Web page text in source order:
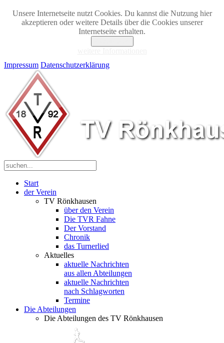
Unsere Internetseite nutzt Cookies. Du kannst die Nutzung hier
akzeptieren oder weitere Details über die Cookies unserer
Internetseite erhalten.
Impressum Datenschutzerklärung
Start
der Verein
TV Rönkhausen
über den Verein
Die TVR Fahne
Der Vorstand
Chronik
das Turnerlied
Aktuelles
aktuelle Nachrichten
aus allen Abteilungen
aktuelle Nachrichten
nach Schlagworten
Termine
Die Abteilungen
Die Abteilungen des TV Rönkhausen